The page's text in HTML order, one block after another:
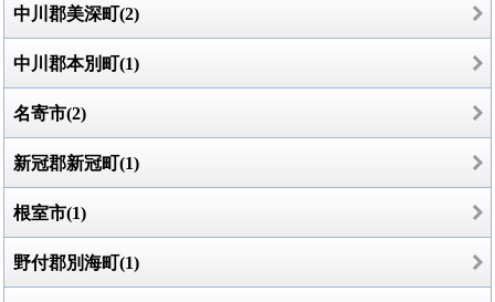
中川郡美深町(2)
中川郡本別町(1)
名寄市(2)
新冠郡新冠町(1)
根室市(1)
野付郡別海町(1)